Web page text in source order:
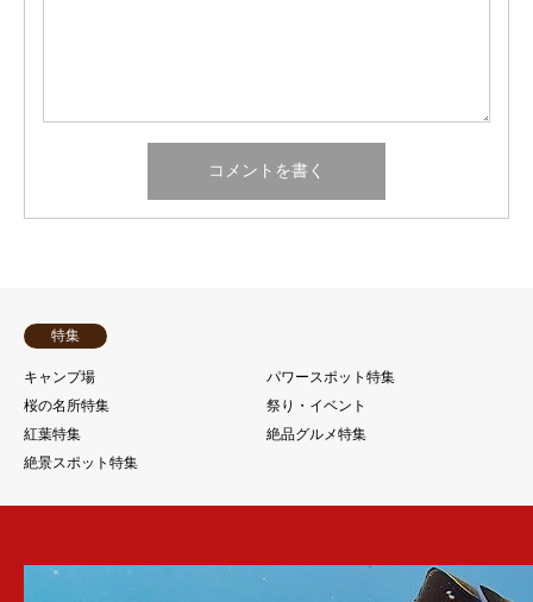
特集
キャンプ場
パワースポット特集
桜の名所特集
祭り・イベント
紅葉特集
絶品グルメ特集
絶景スポット特集